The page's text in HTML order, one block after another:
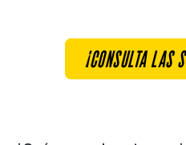
¡CONSULTA LAS